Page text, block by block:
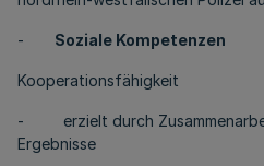
- Soziale Kompetenzen
Kooperationsfähigkeit
- erzielt durch
Ergebnisse